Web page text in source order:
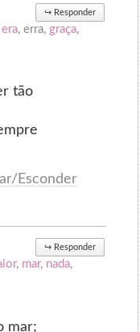
↪ Responder
era, erra, graça,
tão
Esconder
↪ Responder
, mar, nada,
mar;